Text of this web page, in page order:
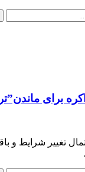
برای
تغییر شرایط و